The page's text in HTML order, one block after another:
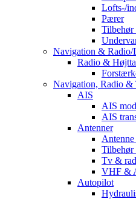
Lofts-/
Pærer
Tilbehør
Navigation & Radio/
Radio &
Navigation, Radio
AIS
AIS
AIS
Antenner
Antenne
Tilbehør
Tv &
VHF &
Autopilot